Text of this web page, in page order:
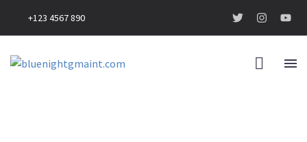
+123 4567 890